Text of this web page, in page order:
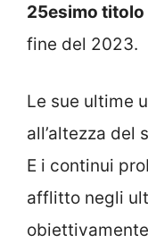
25esimo titolo
fine del 2023.
Le sue ultime
all’altezza del
E i continui
afflitto negli